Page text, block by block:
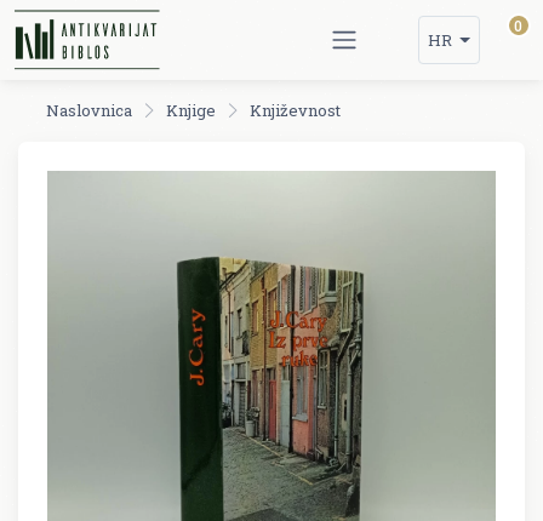
HR
0
Naslovnica Knjige Književnost